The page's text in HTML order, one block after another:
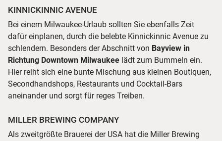
KINNICKINNIC AVENUE
Bei einem Milwaukee-Urlaub sollten Sie ebenfalls Zeit
dafür einplanen, durch die belebte Kinnickinnic Avenue zu
schlendern. Besonders der Abschnitt von Bayview in
Richtung Downtown Milwaukee lädt zum Bummeln ein.
Hier reiht sich eine bunte Mischung aus kleinen Boutiquen,
Secondhandshops, Restaurants und Cocktail-Bars
aneinander und sorgt für reges Treiben.
MILLER BREWING COMPANY
Als zweitgrößte Brauerei der USA hat die Miller Brewing